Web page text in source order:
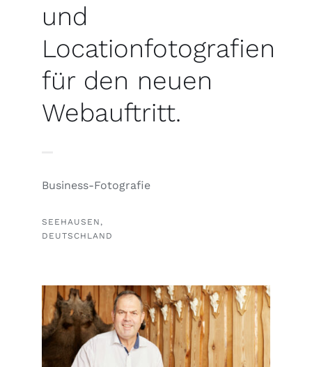
und
Locationfotografien
für den neuen
Webauftritt.
Business-Fotografie
SEEHAUSEN,
DEUTSCHLAND